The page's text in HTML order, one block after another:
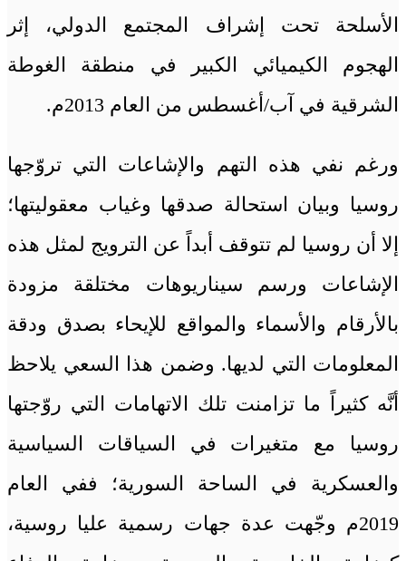
الأسلحة تحت إشراف المجتمع الدولي، إثر
الهجوم الكيميائي الكبير في منطقة الغوطة
الشرقية في آب/أغسطس من العام 2013م.
ورغم نفي هذه التهم والإشاعات التي تروّجها
روسيا وبيان استحالة صدقها وغياب معقوليتها؛
إلا أن روسيا لم تتوقف أبداً عن الترويج لمثل هذه
الإشاعات ورسم سيناريوهات مختلقة مزودة
بالأرقام والأسماء والمواقع للإيحاء بصدق ودقة
المعلومات التي لديها. وضمن هذا السعي يلاحظ
أنَّه كثيراً ما تزامنت تلك الاتهامات التي روّجتها
روسيا مع متغيرات في السياقات السياسية
والعسكرية في الساحة السورية؛ ففي العام
2019م وجّهت عدة جهات رسمية عليا روسية،